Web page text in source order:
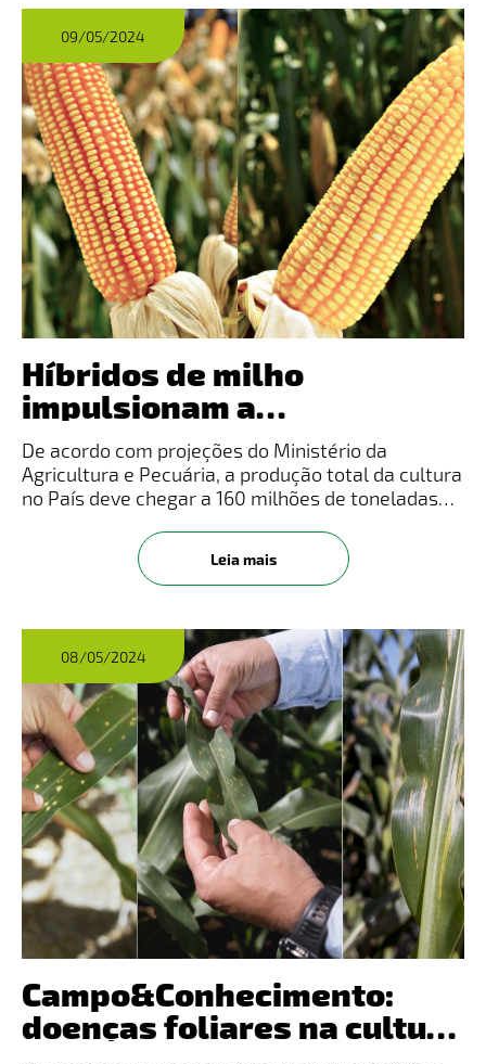
09/05/2024
Híbridos de milho
impulsionam a
produtividade de lavouras
brasileiras
De acordo com projeções do Ministério da
Agricultura e Pecuária, a produção total da cultura
no País deve chegar a 160 milhões de toneladas
de 27% em relação à produção de 2022/23.E, para
atender a essa dema
Leia mais
08/05/2024
Campo&Conhecimento:
doenças foliares na cultura